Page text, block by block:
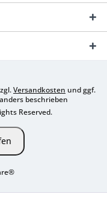
Versandkosten und ggf.
beschrieben
Reserved.